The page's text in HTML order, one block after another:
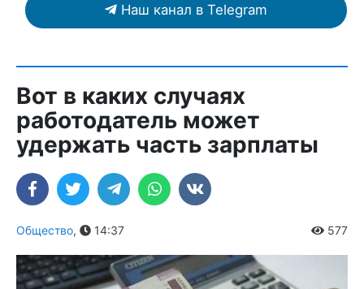
Наш канал в Telegram
Вот в каких случаях
работодатель может
удержать часть зарплаты
Общество, 14:37 577